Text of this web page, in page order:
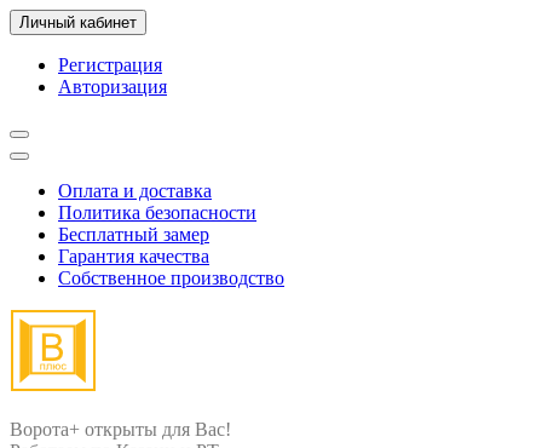
Личный кабинет
Регистрация
Авторизация
Оплата и доставка
Политика безопасности
Бесплатный замер
Гарантия качества
Собственное производство
Ворота+ открыты для Вас!